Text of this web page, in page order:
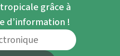
grâce à
d’information !